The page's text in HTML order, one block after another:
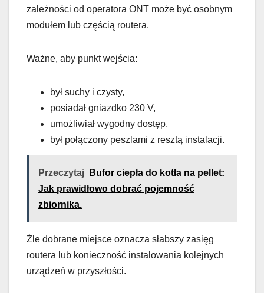
zależności od operatora ONT może być osobnym
modułem lub częścią routera.
Ważne, aby punkt wejścia:
był suchy i czysty,
posiadał gniazdko 230 V,
umożliwiał wygodny dostęp,
był połączony peszlami z resztą instalacji.
Przeczytaj
Bufor ciepła do kotła na pellet:
Jak prawidłowo dobrać pojemność
zbiornika.
Źle dobrane miejsce oznacza słabszy zasięg
routera lub konieczność instalowania kolejnych
urządzeń w przyszłości.